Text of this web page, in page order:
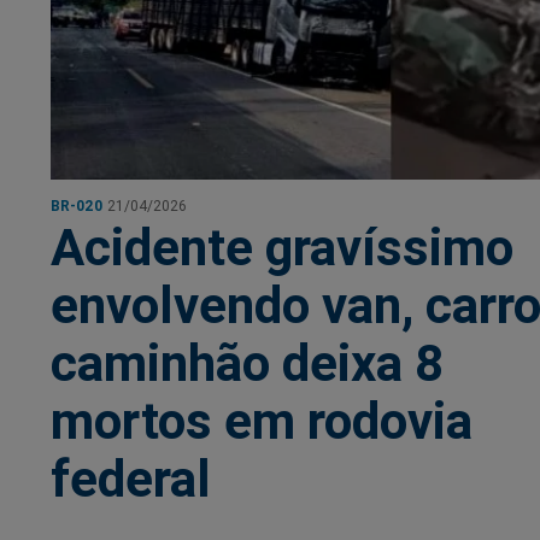
BR-020 21/04/2026
Acidente gravíssimo
envolvendo van,
caminhão deixa 8
mortos em rodovia
federal